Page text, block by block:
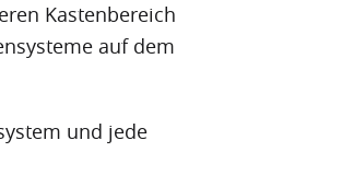
Kastenbereich
auf dem
und jede